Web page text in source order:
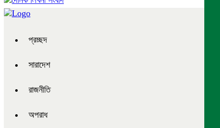
প্রচ্ছদ
সারাদেশ
রাজনীতি
অপরাধ